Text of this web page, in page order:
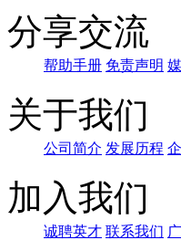
分享交流
帮助手册 免责声明
关于我们
公司简介 发展历程
加入我们
诚聘英才 联系我们